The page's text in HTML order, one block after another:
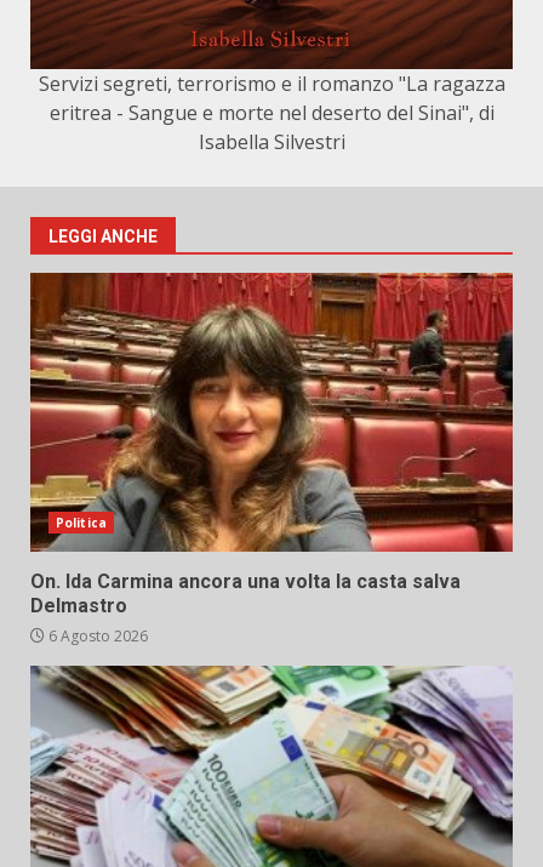
Servizi segreti, terrorismo e il romanzo "La ragazza
eritrea - Sangue e morte nel deserto del Sinai", di
Isabella Silvestri
LEGGI ANCHE
Politica
On. Ida Carmina ancora una volta la casta salva
Delmastro
6 Agosto 2026